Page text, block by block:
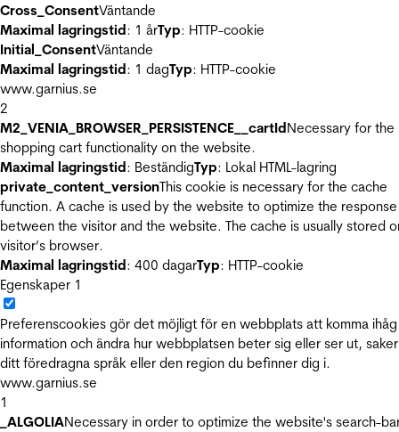
Cross_ConsentVäntande
Maximal lagringstid: 1 årTyp: HTTP-cookie
Initial_ConsentVäntande
Maximal lagringstid: 1 dagTyp: HTTP-cookie
www.garnius.se
2
M2_VENIA_BROWSER_PERSISTENCE__cartIdNecessary for the
shopping cart functionality on the website.
Maximal lagringstid: BeständigTyp: Lokal HTML-lagring
private_content_versionThis cookie is necessary for the cache
function. A cache is used by the website to optimize the
between the visitor and the website. The cache is usually stored
visitor’s browser.
Maximal lagringstid: 400 dagarTyp: HTTP-cookie
Egenskaper 1
Preferenscookies gör det möjligt för en webbplats att komma ihåg
information och ändra hur webbplatsen beter sig eller ser ut,
ditt föredragna språk eller den region du befinner dig i.
www.garnius.se
1
_ALGOLIANecessary in order to optimize the website's search-